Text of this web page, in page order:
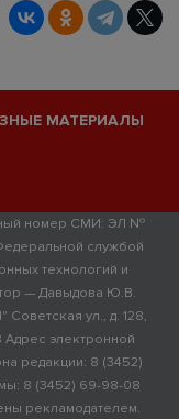
МАТЕРИАЛЫ
номер СМИ: ЭЛ №
службой
технологий и
— Давыдова Ю.В.
ул., д. 128,
Адрес электронной
редакции: 8 (3452)
8 (3452) 69-98-08
рекламодателем.